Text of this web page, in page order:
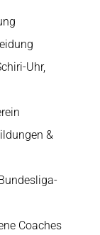
Uhr,
&
Coaches